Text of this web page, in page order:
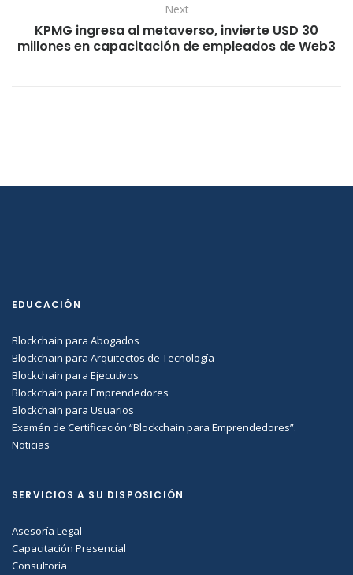
Next
KPMG ingresa al metaverso, invierte USD 30
millones en capacitación de empleados de Web3
EDUCACIÓN
Blockchain para Abogados
Blockchain para Arquitectos de Tecnología
Blockchain para Ejecutivos
Blockchain para Emprendedores
Blockchain para Usuarios
Examén de Certificación “Blockchain para Emprendedores”.
Noticias
SERVICIOS A SU DISPOSICIÓN
Asesoría Legal
Capacitación Presencial
Consultoría